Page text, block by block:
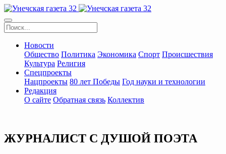
Новости
Общество Политика Экономика Спорт Происшествия
Культура Религия
Спецпроекты
Нацпроекты 80 лет Победы Год науки и технологии
Редакция
О сайте Обратная связь Коллектив
ЖУРНАЛИСТ С ДУШОЙ ПОЭТА